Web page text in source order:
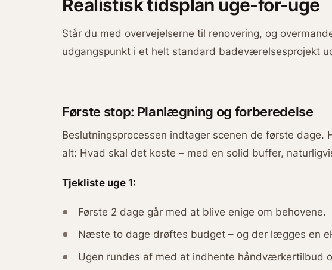
Realistisk tidsplan uge-for-uge
Står du med overvejelserne til renovering, og
udgangspunkt i et helt standard badeværelsesprojekt
Første stop: Planlægning og forberedelse
Beslutningsprocessen indtager scenen de første dage.
alt: Hvad skal det koste – med en solid buffer,
Tjekliste uge 1:
Første 2 dage går med at blive enige om behovene.
Næste to dage drøftes budget – og der lægges en
Ugen rundes af med at indhente håndværkertilbud